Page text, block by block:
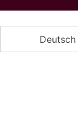
Deutsch